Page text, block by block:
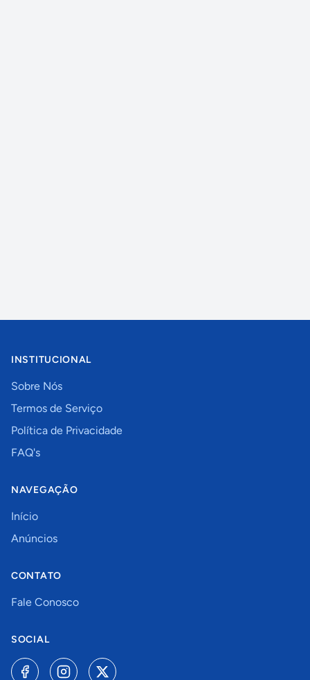
INSTITUCIONAL
Sobre Nós
Termos de Serviço
Política de Privacidade
FAQ's
NAVEGAÇÃO
Início
Anúncios
CONTATO
Fale Conosco
SOCIAL